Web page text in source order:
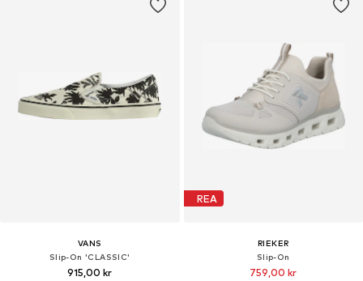
VANS
Slip-On 'CLASSIC'
915,00 kr
REA
RIEKER
Slip-On
759,00 kr